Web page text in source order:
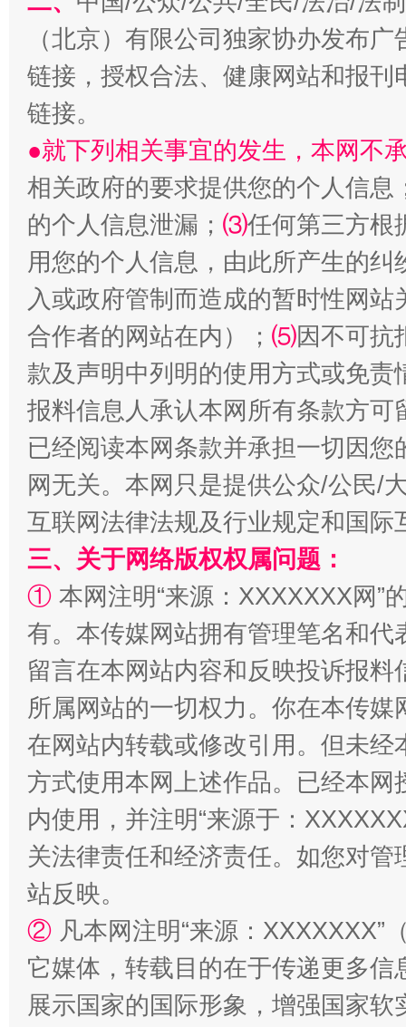
“刷贴”乱象丛生
生
揭批美国五大"原罪" "炒
解纷+调解+退费，一次搞定
站台名比不上好声名
（北京）有限公司独家协办发布
链接，授权合法、健康网站和报
链接。
●就下列相关事宜的发生，本网不
相关政府的要求提供您的个人信息
的个人信息泄漏； ⑶任何第三方根
用您的个人信息，由此所产生的纠
入或政府管制而造成的暂时性网
合作者的网站在内）； ⑸因不可抗
款及声明中列明的使用方式或免责
报料信息人承认本网所有条款方
已经阅读本网条款并承担一切因
网无关。本网只是提供公众/公民/
互联网法律法规及行业规定和国
三、关于网络版权权属问题：
① 本网注明“来源：XXXXXXX网”
有。本传媒网站拥有管理笔名和
留言在本网站内容和反映投诉报
所属网站的一切权力。你在本传
在网站内转载或修改引用。但未
方式使用本网上述作品。已经本
内使用，并注明“来源于：
关法律责任和经济责任。如您对
站反映。
② 凡本网注明“来源：
它媒体，转载目的在于传递更多
展示国家的国际形象，增强国家